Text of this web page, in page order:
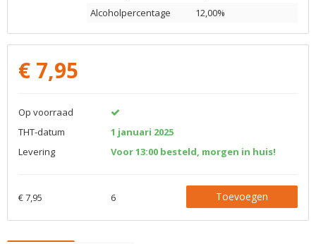
Alcoholpercentage
12,00%
€ 7,95
Op voorraad
THT-datum
1 januari 2025
Levering
Voor 13:00 besteld, morgen in huis!
€ 7,95 6 Toevoegen